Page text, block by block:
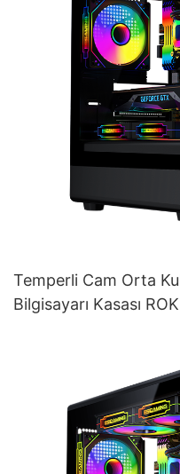
Temperli Cam Orta
Bilgisayarı Kasası